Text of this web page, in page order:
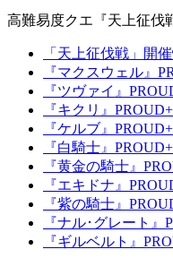
高難易度クエ『天上征伐
「天上征伐戦」開
『マクスウェル』
『ツヴァイ』
『キクリ』
『ケルブ』
『白騎士』
『黄金の騎士』
『エキドナ』
『紫の騎士』
『ナル･グレート』
『ギルベルト』